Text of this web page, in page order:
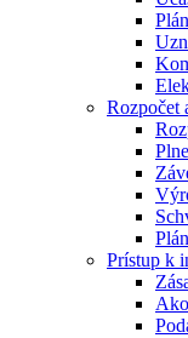
Rozpočet
Prístup k